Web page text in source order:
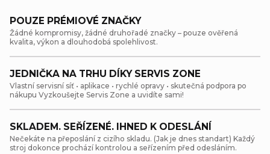
POUZE PRÉMIOVÉ ZNAČKY
Žádné kompromisy, žádné druhořadé značky – pouze ověřená
kvalita, výkon a dlouhodobá spolehlivost.
JEDNIČKA NA TRHU DÍKY SERVIS ZONE
Vlastní servisní síť • aplikace • rychlé opravy • skutečná podpora po
nákupu Vyzkoušejte Servis Zone a uvidíte sami!
SKLADEM. SEŘÍZENÉ. IHNED K ODESLÁNÍ
Nečekáte na přeposlání z cizího skladu. (Jak je dnes standart) Každý
stroj dokonce prochází kontrolou a seřízením před odesláním.